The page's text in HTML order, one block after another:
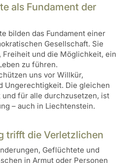
als Fundament der
bilden das Fundament einer
Gesellschaft. Sie
Freiheit und die Möglichkeit, ein
zu führen.
uns vor Willkür,
Ungerechtigkeit. Die gleichen
und für alle durchzusetzen, ist
– auch in Liechtenstein.
trifft die Verletzlichen
Geflüchtete und
in Armut oder Personen